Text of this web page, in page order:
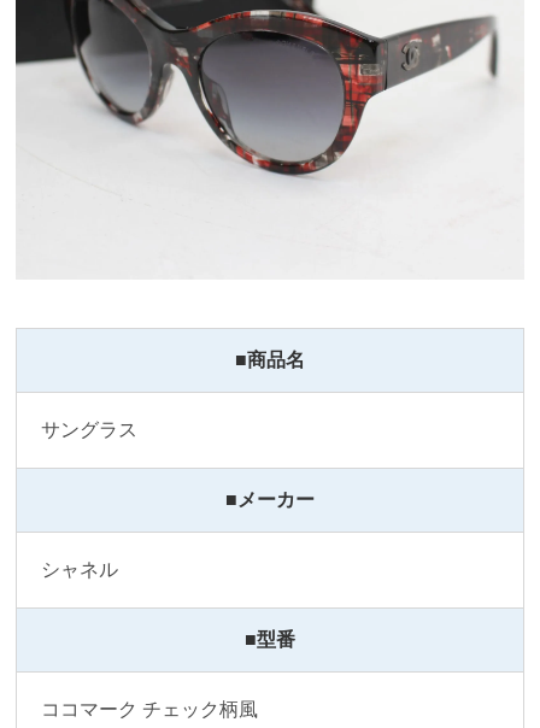
■商品名
サングラス
■メーカー
シャネル
■型番
ココマーク チェック柄風